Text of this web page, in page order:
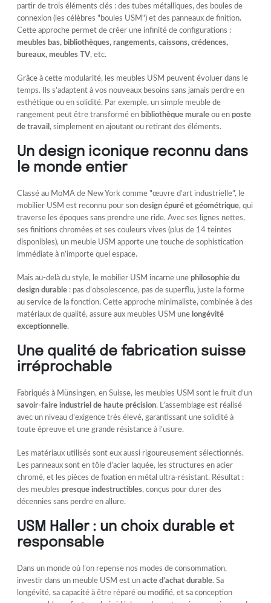
partir de trois éléments clés : des tubes métalliques, des boules de
connexion (les célèbres "boules USM") et des panneaux de finition.
Cette approche permet de créer une infinité de configurations :
meubles bas, bibliothèques, rangements, caissons, crédences,
bureaux, meubles TV, etc.
Grâce à cette modularité, les meubles USM peuvent évoluer dans le
temps. Ils s’adaptent à vos nouveaux besoins sans jamais perdre en
esthétique ou en solidité. Par exemple, un simple meuble de
rangement peut être transformé en bibliothèque murale ou enposte
de travail , simplement en ajoutant ou retirant des éléments.
Un design iconique reconnu dans
le monde entier
Classé au MoMA de New York comme "œuvre d’art industrielle", le
mobilier USM est reconnu pour sondesign épuré et géométrique, qui
traverse les époques sans prendre une ride. Avec ses lignes nettes,
ses finitions chromées et ses couleurs vives (plus de 14 teintes
disponibles), un meuble USM apporte une touche de sophistication
immédiate à n’importe quel espace.
Mais au-delà du style, le mobilier USM incarne unephilosophie du
design durable : pas d’obsolescence, pas de superflu, juste la forme
au service de la fonction. Cette approche minimaliste, combinée à des
matériaux de qualité, assure aux meubles USM une longévité
exceptionnelle.
Une qualité de fabrication suisse
irréprochable
Fabriqués à Münsingen, en Suisse, les meubles USM sont le fruit d’un
savoir-faire industriel de haute précision. L’assemblage est réalisé
avec un niveau d’exigence très élevé, garantissant une solidité à
toute épreuve et une grande résistance à l’usure.
Les matériaux utilisés sont eux aussi rigoureusement sélectionnés.
Les panneaux sont en tôle d’acier laquée, les structures en acier
chromé, et les pièces de fixation en métal ultra-résistant. Résultat :
des meublespresque indestructibles, conçus pour durer des
décennies sans perdre en allure.
USM Haller : un choix durable et
responsable
Dans un monde où l’on repense nos modes de consommation,
investir dans un meuble USM est unacte d’achat durable. Sa
longévité, sa capacité à être réparé ou modifié, et sa conception